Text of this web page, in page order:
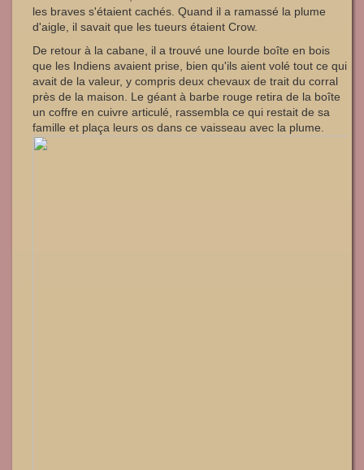
les braves s'étaient cachés. Quand il a ramassé la plume
d'aigle, il savait que les tueurs étaient Crow.
De retour à la cabane, il a trouvé une lourde boîte en bois
que les Indiens avaient prise, bien qu'ils aient volé tout ce qui
avait de la valeur, y compris deux chevaux de trait du corral
près de la maison. Le géant à barbe rouge retira de la boîte
un coffre en cuivre articulé, rassembla ce qui restait de sa
famille et plaça leurs os dans ce vaisseau avec la plume.